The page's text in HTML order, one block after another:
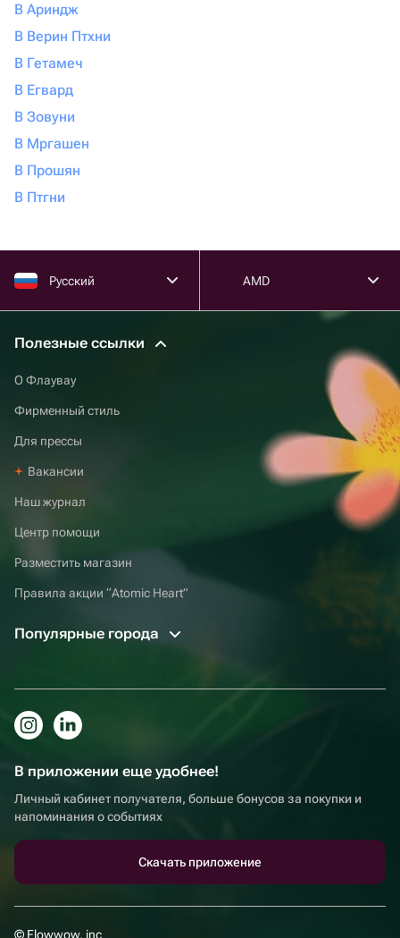
В Ариндж
В Верин Птхни
В Гетамеч
В Егвард
В Зовуни
В Мргашен
В Прошян
В Птгни
Русский AMD
Полезные ссылки
О Флаувау
Фирменный стиль
Для прессы
Вакансии
Наш журнал
Центр помощи
Разместить магазин
Правила акции “Atomic Heart”
Популярные города
В приложении еще удобнее!
Личный кабинет получателя, больше бонусов за покупки и
напоминания о событиях
Скачать приложение
© Flowwow, inc